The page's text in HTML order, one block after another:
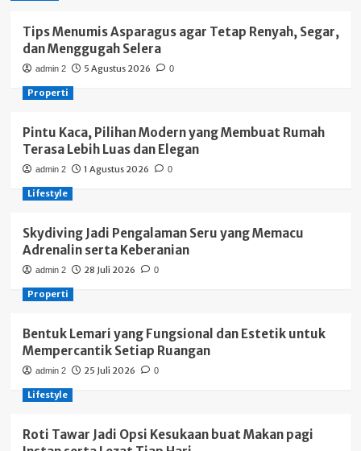
Tips Menumis Asparagus agar Tetap Renyah, Segar,
dan Menggugah Selera
admin 2 5 Agustus 2026 0
Properti
Pintu Kaca, Pilihan Modern yang Membuat Rumah
Terasa Lebih Luas dan Elegan
admin 2 1 Agustus 2026 0
Lifestyle
Skydiving Jadi Pengalaman Seru yang Memacu
Adrenalin serta Keberanian
admin 2 28 Juli 2026 0
Properti
Bentuk Lemari yang Fungsional dan Estetik untuk
Mempercantik Setiap Ruangan
admin 2 25 Juli 2026 0
Lifestyle
Roti Tawar Jadi Opsi Kesukaan buat Makan pagi